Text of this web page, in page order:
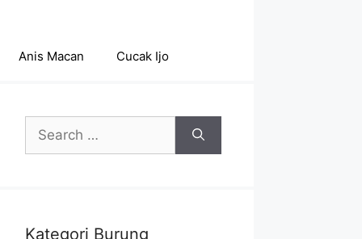
Anis Macan Cucak Ijo
Search
for:
Kategori Burung